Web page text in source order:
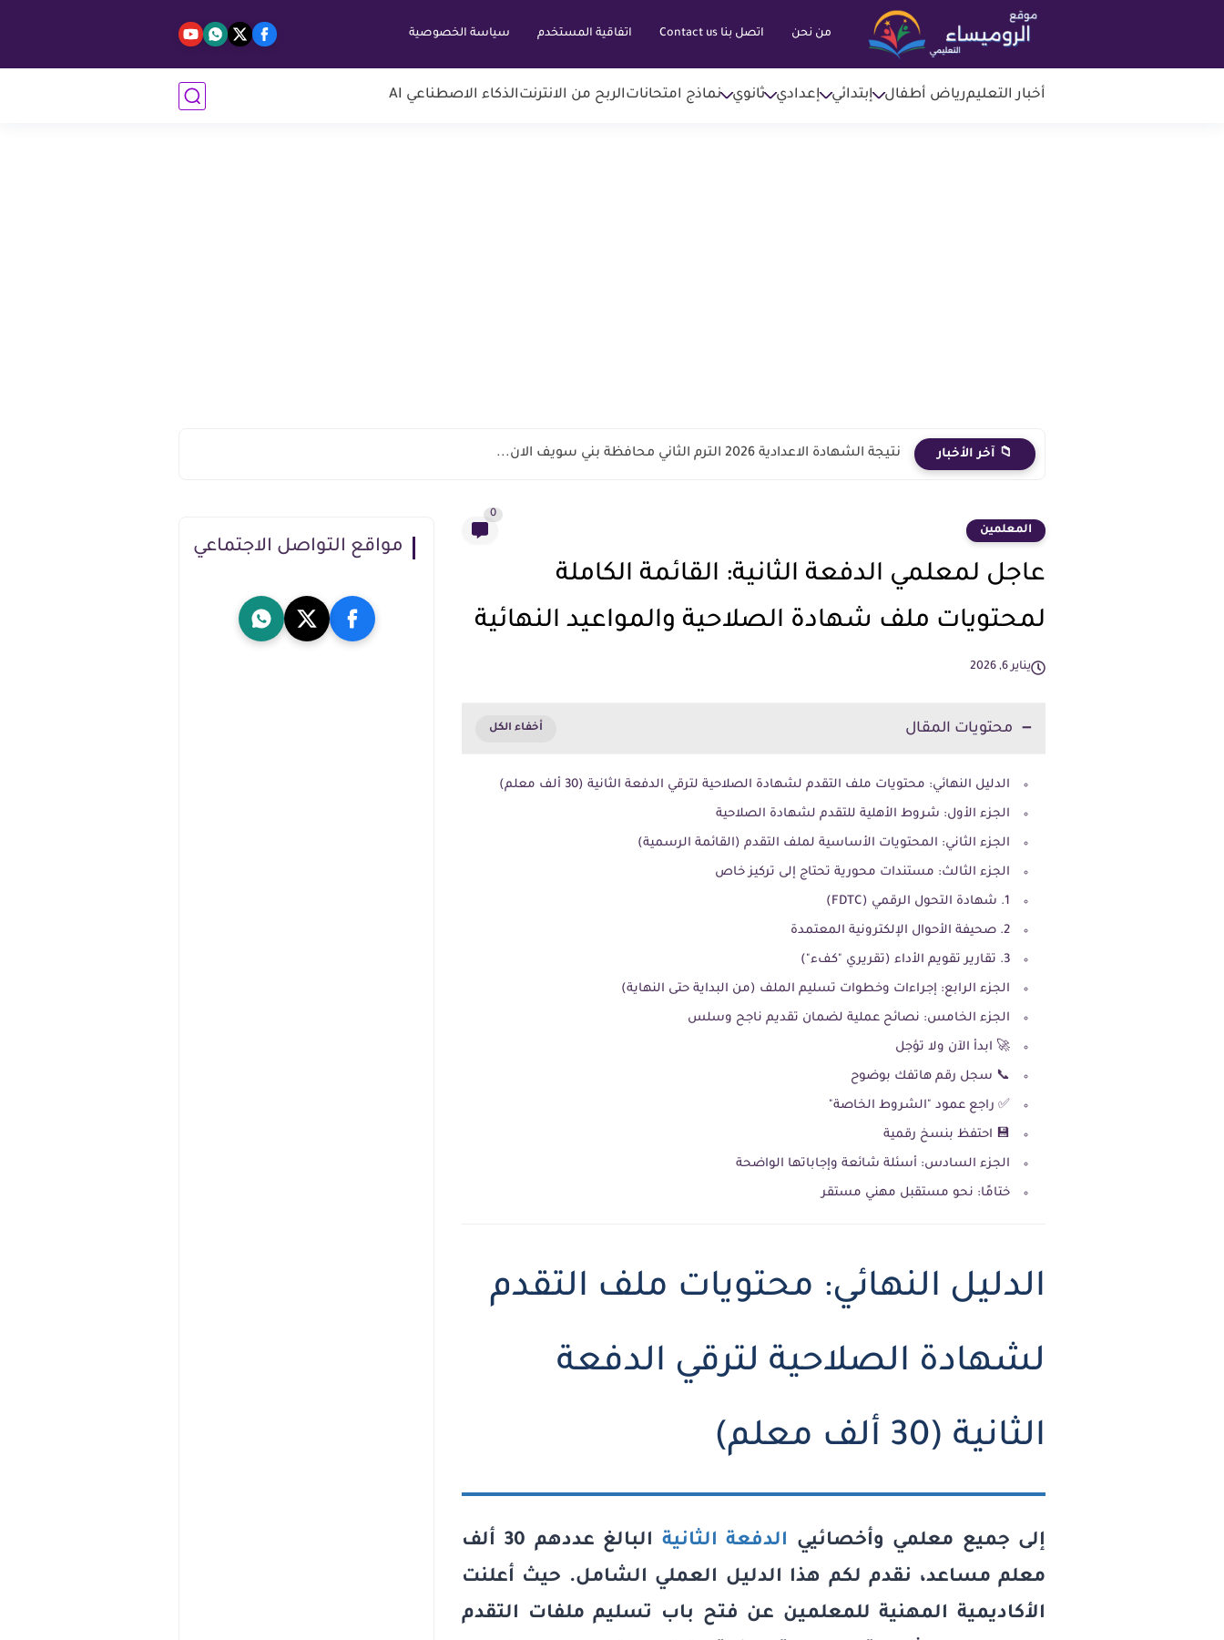
من نحن اتصل بنا Contact us اتفاقية المستخدم سياسة الخصوصية
أخبار التعليمرياض أطفال إبتدائي إعدادي ثانوي نماذج امتحاناتالربح من الانترنتالذكاء الاصطناعي AI
📁 آخر الأخبار نتيجة الشهادة الاعدادية 2026 الترم الثاني محافظة بني سويف الان...
المعلمين
0
عاجل لمعلمي الدفعة الثانية: القائمة الكاملة
لمحتويات ملف شهادة الصلاحية والمواعيد النهائية
يناير 6, 2026
محتويات المقال
الدليل النهائي: محتويات ملف التقدم لشهادة الصلاحية لترقي الدفعة الثانية (30 ألف معلم)
الجزء الأول: شروط الأهلية للتقدم لشهادة الصلاحية
الجزء الثاني: المحتويات الأساسية لملف التقدم (القائمة الرسمية)
الجزء الثالث: مستندات محورية تحتاج إلى تركيز خاص
1. شهادة التحول الرقمي (FDTC)
2. صحيفة الأحوال الإلكترونية المعتمدة
3. تقارير تقويم الأداء (تقريري "كفء")
الجزء الرابع: إجراءات وخطوات تسليم الملف (من البداية حتى النهاية)
الجزء الخامس: نصائح عملية لضمان تقديم ناجح وسلس
🚀 ابدأ الآن ولا تؤجل
📞 سجل رقم هاتفك بوضوح
✅ راجع عمود "الشروط الخاصة"
💾 احتفظ بنسخ رقمية
الجزء السادس: أسئلة شائعة وإجاباتها الواضحة
ختامًا: نحو مستقبل مهني مستقر
الدليل النهائي: محتويات ملف التقدم
لشهادة الصلاحية لترقي الدفعة
الثانية (30 ألف معلم)
إلى جميع معلمي وأخصائيي الدفعة الثانية
البالغ عددهم 30 ألف
معلم مساعد، نقدم لكم هذا الدليل العملي الشامل. حيث أعلنت
الأكاديمية المهنية للمعلمين عن فتح باب تسليم ملفات التقدم
مواقع التواصل الاجتماعي